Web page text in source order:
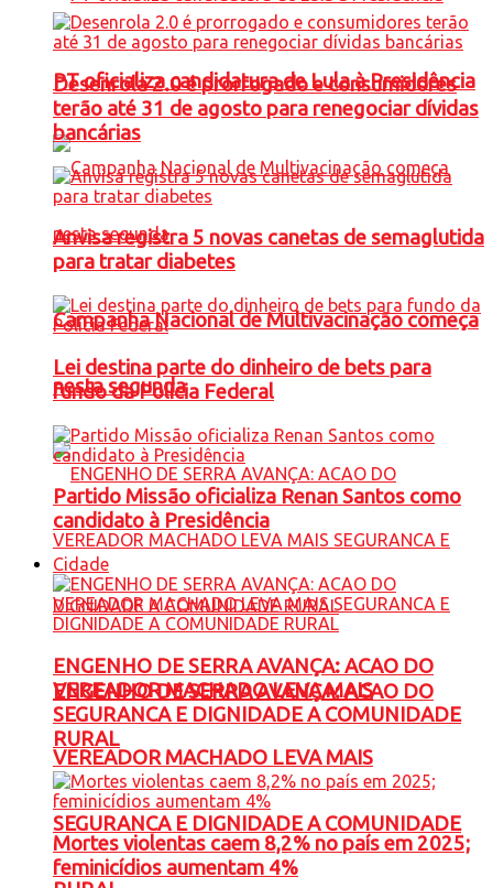
PT oficializa candidatura de Lula à Presidência
Campanha Nacional de Multivacinação começa
nesta segunda
ENGENHO DE SERRA AVANÇA: ACAO DO
VEREADOR MACHADO LEVA MAIS
SEGURANCA E DIGNIDADE A COMUNIDADE
Desenrola 2.0 é prorrogado e consumidores
terão até 31 de agosto para renegociar dívidas
bancárias
Anvisa registra 5 novas canetas de semaglutida
para tratar diabetes
Lei destina parte do dinheiro de bets para
fundo da Polícia Federal
Partido Missão oficializa Renan Santos como
candidato à Presidência
Cidade
ENGENHO DE SERRA AVANÇA: ACAO DO
VEREADOR MACHADO LEVA MAIS
SEGURANCA E DIGNIDADE A COMUNIDADE
RURAL
Mortes violentas caem 8,2% no país em 2025;
feminicídios aumentam 4%